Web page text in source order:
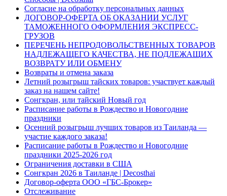
Согласие на обработку персональных данных
ДОГОВОР-ОФЕРТА ОБ ОКАЗАНИИ УСЛУГ
ТАМОЖЕННОГО ОФОРМЛЕНИЯ ЭКСПРЕСС-
ГРУЗОВ
ПЕРЕЧЕНЬ НЕПРОДОВОЛЬСТВЕННЫХ ТОВАРОВ
НАДЛЕЖАЩЕГО КАЧЕСТВА, НЕ ПОДЛЕЖАЩИХ
ВОЗВРАТУ ИЛИ ОБМЕНУ
Возвраты и отмена заказа
Летний розыгрыш тайских товаров: участвует каждый
заказ на нашем сайте!
Сонгкран, или тайский Новый год
Расписание работы в Рождество и Новогодние
праздники
Осенний розыгрыш лучших товаров из Таиланда —
участие каждого заказа!
Расписание работы в Рождество и Новогодние
праздники 2025-2026 год
Ограничения доставки в США
Сонгкран 2026 в Таиланде | Decosthai
Договор-оферта ООО «ГБС-Брокер»
Отслеживание